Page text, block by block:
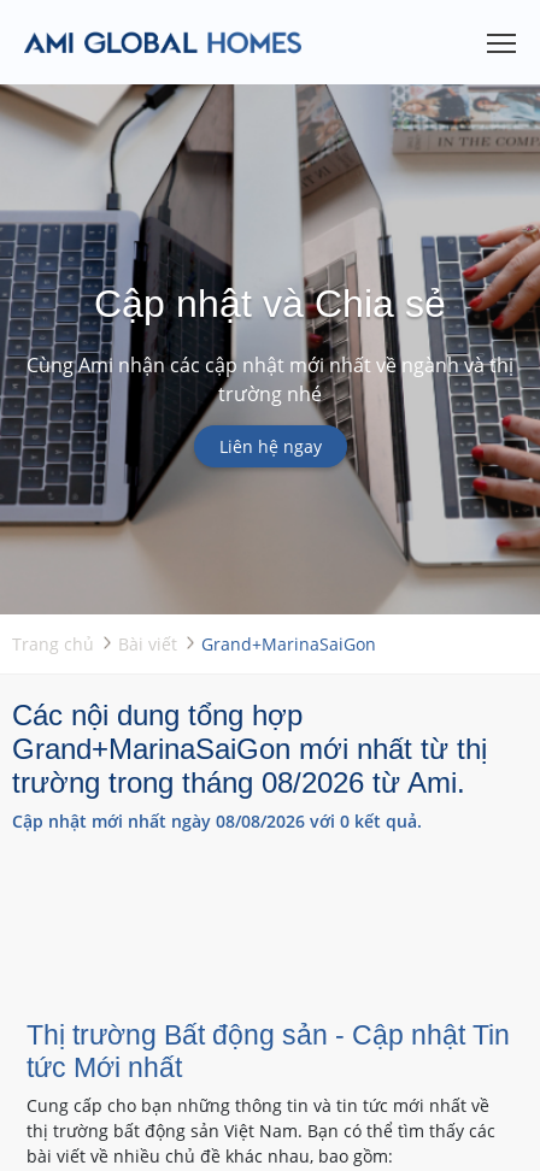
Cập nhật và Chia sẻ
Cùng Ami nhận các cập nhật mới nhất về ngành và thị
trường nhé
Liên hệ ngay
Trang chủ Bài viết Grand+MarinaSaiGon
Các nội dung tổng hợp
Grand+MarinaSaiGon mới nhất từ thị
trường trong tháng 08/2026 từ Ami.
Cập nhật mới nhất ngày 08/08/2026 với 0 kết quả.
Thị trường Bất động sản - Cập nhật Tin
tức Mới nhất
Cung cấp cho bạn những thông tin và tin tức mới nhất về
thị trường bất động sản Việt Nam. Bạn có thể tìm thấy các
bài viết về nhiều chủ đề khác nhau, bao gồm: